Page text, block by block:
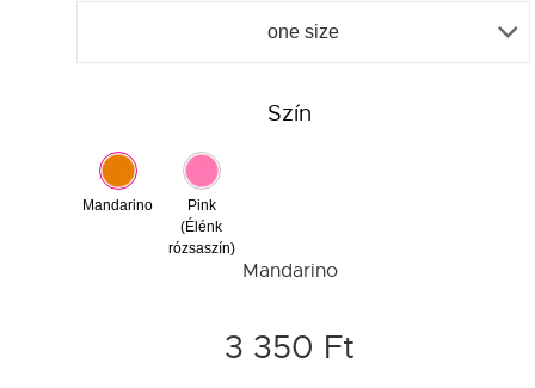
one size
Szín
Mandarino
Pink
(Élénk
rózsaszín)
Mandarino
3 350 Ft